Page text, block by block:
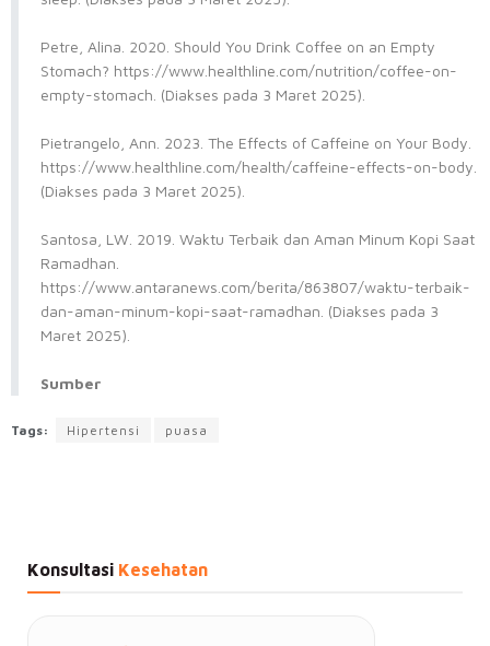
Petre, Alina. 2020. Should You Drink Coffee on an Empty
Stomach? https://www.healthline.com/nutrition/coffee-on-
empty-stomach. (Diakses pada 3 Maret 2025).
Pietrangelo, Ann. 2023. The Effects of Caffeine on Your Body.
https://www.healthline.com/health/caffeine-effects-on-body.
(Diakses pada 3 Maret 2025).
Santosa, LW. 2019. Waktu Terbaik dan Aman Minum Kopi Saat
Ramadhan.
https://www.antaranews.com/berita/863807/waktu-terbaik-
dan-aman-minum-kopi-saat-ramadhan. (Diakses pada 3
Maret 2025).
Sumber
Tags: Hipertensi puasa
Konsultasi Kesehatan